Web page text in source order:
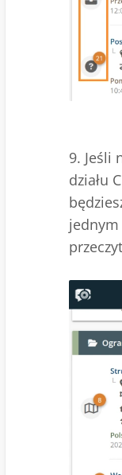
9. Jeśli
działu